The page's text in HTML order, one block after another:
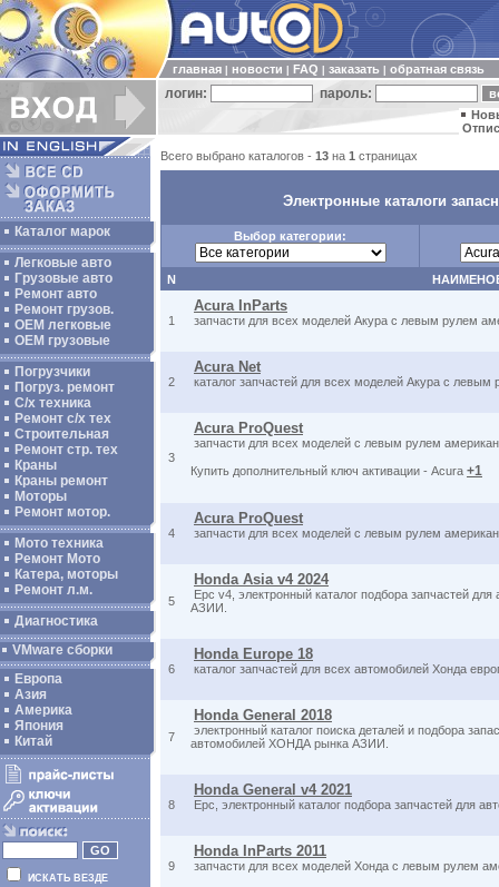
главная новости FAQ заказать обратная связь
логин: пароль:
Каталог марок
Легковые авто
Грузовые авто
Ремонт авто
Ремонт грузов.
ОЕМ легковые
OEM грузовые
Погрузчики
Погруз. ремонт
С/х техника
Ремонт с/х тех
Строительная
Ремонт стр. тех
Краны
Краны ремонт
Моторы
Ремонт мотор.
Мото техника
Ремонт Мото
Катера, моторы
Ремонт л.м.
Диагностика
VMware сборки
Европа
Азия
Америка
Япония
Китай
ИСКАТЬ ВЕЗДЕ
Всего выбрано каталогов - 13 на 1 страницах
Электронные каталоги
Выбор категории:
N
1
Acura InParts
запчасти для всех моделей Акура с левым рулем
2
Acura Net
каталог запчастей для всех моделей Акура с левым
3
Acura ProQuest
запчасти для всех моделей с левым рулем
Купить дополнительный ключ активации - Acura +1
4
Acura ProQuest
запчасти для всех моделей с левым рулем
5
Honda Asia v4 2024
Epc v4, электронный каталог подбора запчастей
АЗИИ.
6
Honda Europe 18
каталог запчастей для всех автомобилей Хонда
7
Honda General 2018
электронный каталог поиска деталей и подбора
автомобилей ХОНДА рынка АЗИИ.
8
Honda General v4 2021
Epc, электронный каталог подбора запчастей для
9
Honda InParts 2011
запчасти для всех моделей Хонда с левым рулем